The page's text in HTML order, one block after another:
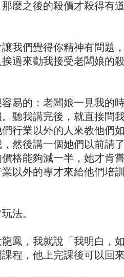
麼之後的殺價才殺得有
我們覺得你精神有問題
過來勸我接受老闆娘的
易的：老闆娘一見我的
聽我講完後，就直接問
行業以外的人來教他們
然後講一個她們以前請
格能夠減一半，她才肯
以外的專才來給他們培
法。
鳳，我就說「我明白，
程，他上完課後可以回來